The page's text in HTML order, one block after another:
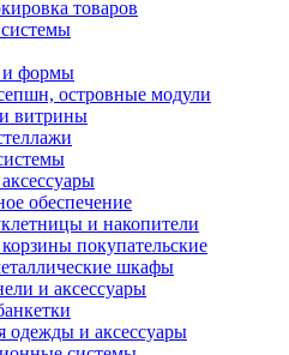
товаров
формы
островные модули
витрины
обеспечение
и накопители
покупательские
шкафы
и аксессуары
одежды и аксессуары